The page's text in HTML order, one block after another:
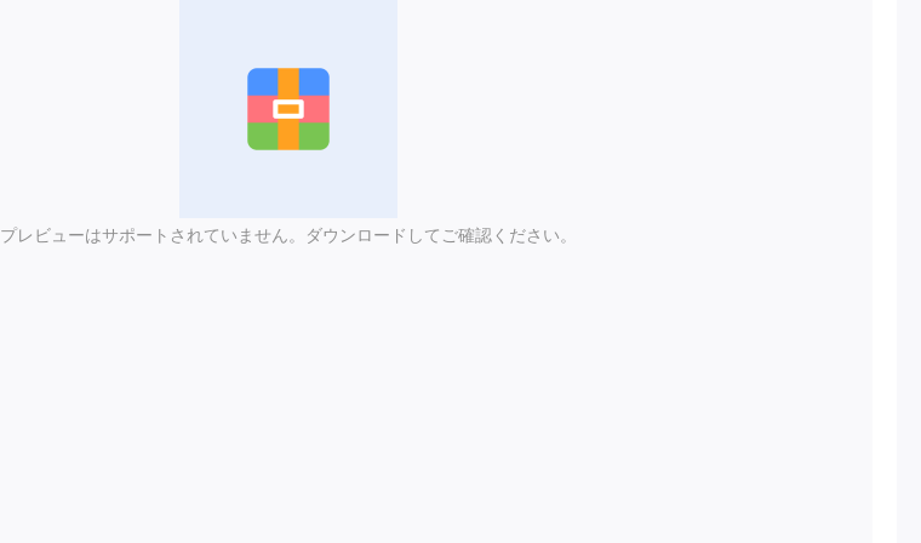
プレビューはサポートされていません。ダウンロードしてご確認ください。